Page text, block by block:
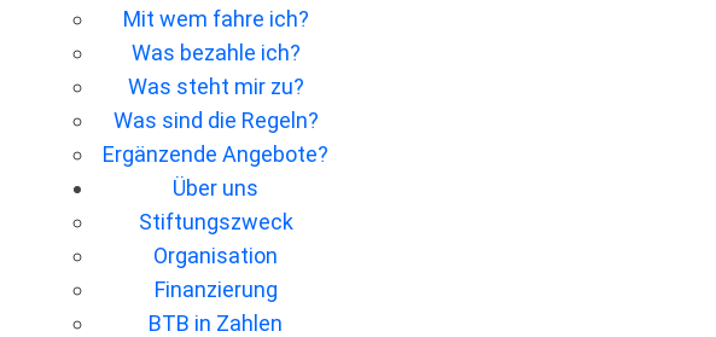
Mit wem fahre ich?
Was bezahle ich?
Was steht mir zu?
Was sind die Regeln?
Ergänzende Angebote?
Über uns
Stiftungszweck
Organisation
Finanzierung
BTB in Zahlen